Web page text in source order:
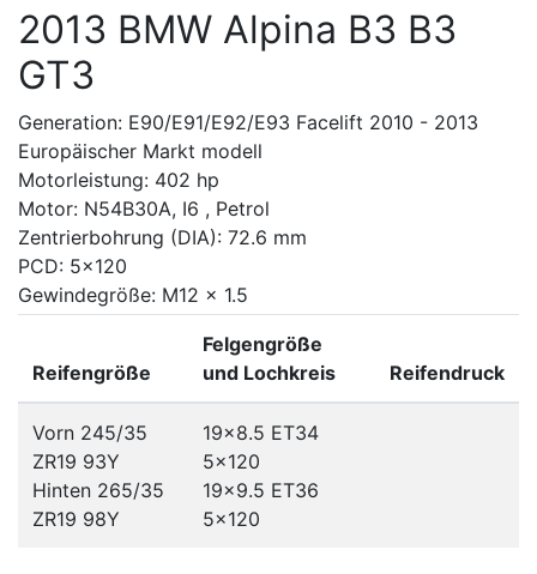
2013 BMW Alpina B3 B3
GT3
Generation: E90/E91/E92/E93 Facelift 2010 - 2013
Europäischer Markt modell
Motorleistung: 402 hp
Motor: N54B30A, I6 , Petrol
Zentrierbohrung (DIA): 72.6 mm
PCD: 5x120
Gewindegröße: M12 x 1.5
Reifengröße
Felgengröße
und Lochkreis
Reifendruck
Vorn 245/35
ZR19 93Y
Hinten 265/35
ZR19 98Y
19x8.5 ET34
5x120
19x9.5 ET36
5x120